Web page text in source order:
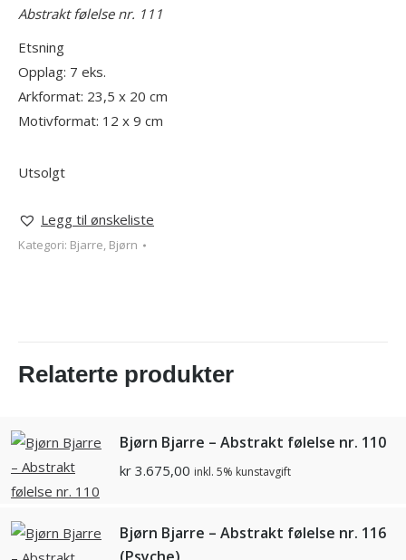
Abstrakt følelse nr. 111
Etsning
Opplag: 7 eks.
Arkformat: 23,5 x 20 cm
Motivformat: 12 x 9 cm
Utsolgt
Legg til ønskeliste
Kategori: Bjarre, Bjørn
Relaterte produkter
Bjørn Bjarre – Abstrakt følelse nr. 110
kr 3.675,00 inkl. 5% kunstavgift
Bjørn Bjarre – Abstrakt følelse nr. 116